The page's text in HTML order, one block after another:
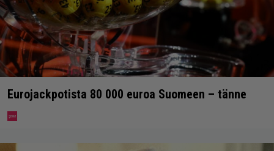
Eurojackpotista 80 000 euroa Suomeen – tänne